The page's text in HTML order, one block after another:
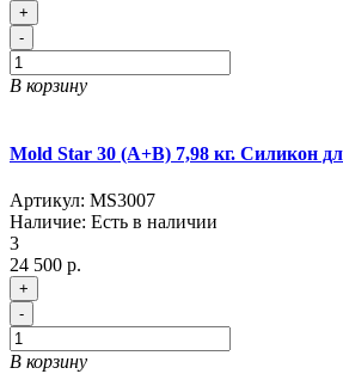
+
-
В корзину
Mold Star 30 (A+B) 7,98 кг. Силикон
Артикул: MS3007
Наличие: Есть в наличии
3
24 500 р.
+
-
В корзину